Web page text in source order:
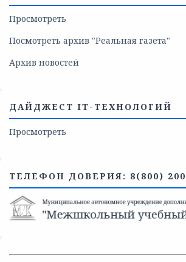
Просмотреть
Посмотреть архив "Реальная газета"
Архив новостей
ДАЙДЖЕСТ IT-ТЕХНОЛОГИЙ
Просмотреть
ТЕЛЕФОН ДОВЕРИЯ: 8(800)